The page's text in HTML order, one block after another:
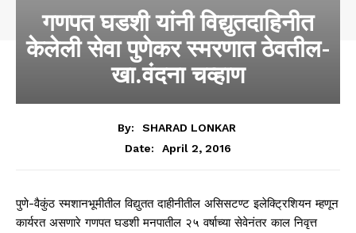
गणपत घडशी यांनी विद्युतदाहिनीत
केलेली सेवा पुणेकर स्मरणात ठेवतील-
खा.वंदना चव्हाण
By:
SHARAD LONKAR
Date:
April 2, 2016
पुणे-वैकुंठ स्मशानभूमीतील विद्युतत दाहीनीतील असिसटण्ट इलेक्ट्रिशियन म्हणून
कार्यरत असणारे गणपत घडशी मनपातील २५ वर्षाच्या सेवेनंतर काल निवृत्त